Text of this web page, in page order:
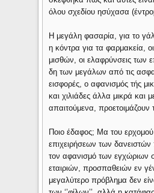
όλου σχεδίου ησύχασα
Η μεγάλη φασαρία, για το
η κόντρα για τα φαρμακεία,
μισθών, οι ελαφρύνσεις των
δη των μεγάλων από τις
εισφορές, ο αφανισμός τής
και χιλιάδες άλλα μικρά και
απαιτούμενα, προετοιμάζουν
Ποιο έδαφος; Μα του
επιχειρήσεων των
τον αφανισμό των εγχώριων
εταιριών, προσπαθειών εν
μεγαλύτερο πρόβλημα δεν